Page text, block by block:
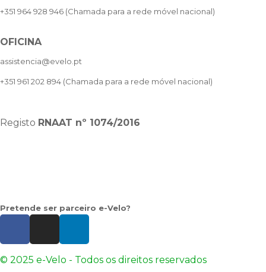
+351 964 928 946 (Chamada para a rede móvel nacional)
OFICINA
assistencia@evelo.pt
+351 961 202 894 (Chamada para a rede móvel nacional)
Registo RNAAT nº 1074/2016
Pretende ser parceiro e-Velo?
© 2025 e-Velo - Todos os direitos reservados